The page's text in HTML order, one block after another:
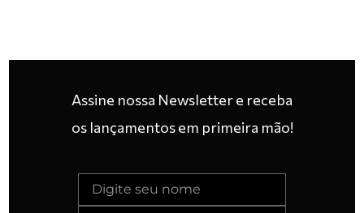
Assine nossa Newsletter e receba
os lançamentos em primeira mão!